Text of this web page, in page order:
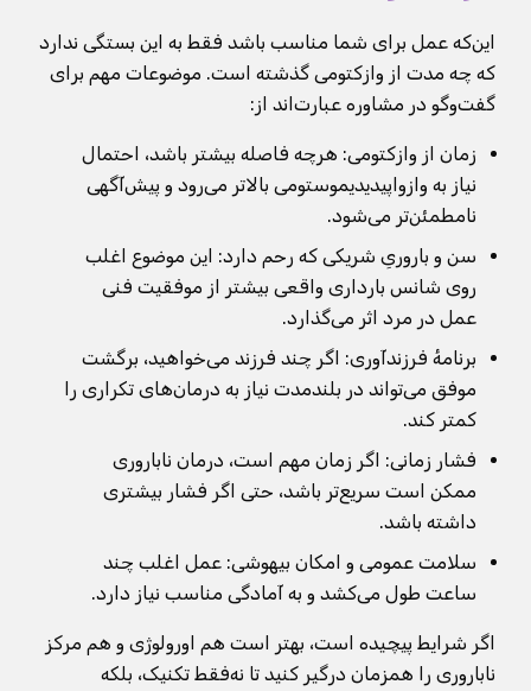
این‌که عمل برای شما مناسب باشد فقط به این بستگی ندارد
که چه مدت از وازکتومی گذشته است. موضوعات مهم برای
گفت‌وگو در مشاوره عبارت‌اند از:
زمان از وازکتومی: هرچه فاصله بیشتر باشد، احتمال
نیاز به وازواپیدیدیموستومی بالاتر می‌رود و پیش‌آگهی
نامطمئن‌تر می‌شود.
سن و باروریِ شریکی که رحم دارد: این موضوع اغلب
روی شانس بارداری واقعی بیشتر از موفقیت فنی
عمل در مرد اثر می‌گذارد.
برنامهٔ فرزندآوری: اگر چند فرزند می‌خواهید، برگشت
موفق می‌تواند در بلندمدت نیاز به درمان‌های تکراری را
کمتر کند.
فشار زمانی: اگر زمان مهم است، درمان ناباروری
ممکن است سریع‌تر باشد، حتی اگر فشار بیشتری
داشته باشد.
سلامت عمومی و امکان بیهوشی: عمل اغلب چند
ساعت طول می‌کشد و به آمادگی مناسب نیاز دارد.
اگر شرایط پیچیده است، بهتر است هم اورولوژی و هم مرکز
ناباروری را همزمان درگیر کنید تا نه‌فقط تکنیک، بلکه